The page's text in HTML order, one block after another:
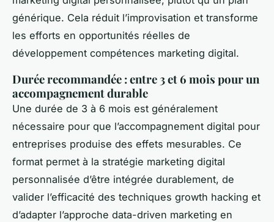
générique. Cela réduit l’improvisation et transforme
les efforts en opportunités réelles de
développement compétences marketing digital.
Durée recommandée : entre 3 et 6 mois pour un
accompagnement durable
Une durée de 3 à 6 mois est généralement
nécessaire pour que l’accompagnement digital pour
entreprises produise des effets mesurables. Ce
format permet à la stratégie marketing digital
personnalisée d’être intégrée durablement, de
valider l’efficacité des techniques growth hacking et
d’adapter l’approche data-driven marketing en